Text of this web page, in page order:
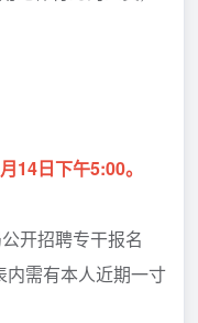
日下午5:00。
开招聘专干报名
需有本人近期一寸